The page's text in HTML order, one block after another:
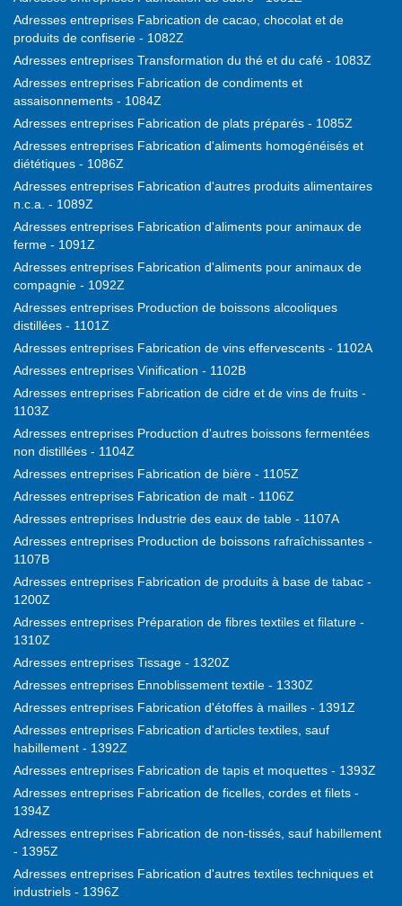
Adresses entreprises Fabrication de cacao, chocolat et de
produits de confiserie - 1082Z
Adresses entreprises Transformation du thé et du café - 1083Z
Adresses entreprises Fabrication de condiments et
assaisonnements - 1084Z
Adresses entreprises Fabrication de plats préparés - 1085Z
Adresses entreprises Fabrication d'aliments homogénéisés et
diététiques - 1086Z
Adresses entreprises Fabrication d'autres produits alimentaires
n.c.a. - 1089Z
Adresses entreprises Fabrication d'aliments pour animaux de
ferme - 1091Z
Adresses entreprises Fabrication d'aliments pour animaux de
compagnie - 1092Z
Adresses entreprises Production de boissons alcooliques
distillées - 1101Z
Adresses entreprises Fabrication de vins effervescents - 1102A
Adresses entreprises Vinification - 1102B
Adresses entreprises Fabrication de cidre et de vins de fruits -
1103Z
Adresses entreprises Production d'autres boissons fermentées
non distillées - 1104Z
Adresses entreprises Fabrication de bière - 1105Z
Adresses entreprises Fabrication de malt - 1106Z
Adresses entreprises Industrie des eaux de table - 1107A
Adresses entreprises Production de boissons rafraîchissantes -
1107B
Adresses entreprises Fabrication de produits à base de tabac -
1200Z
Adresses entreprises Préparation de fibres textiles et filature -
1310Z
Adresses entreprises Tissage - 1320Z
Adresses entreprises Ennoblissement textile - 1330Z
Adresses entreprises Fabrication d'étoffes à mailles - 1391Z
Adresses entreprises Fabrication d'articles textiles, sauf
habillement - 1392Z
Adresses entreprises Fabrication de tapis et moquettes - 1393Z
Adresses entreprises Fabrication de ficelles, cordes et filets -
1394Z
Adresses entreprises Fabrication de non-tissés, sauf habillement
- 1395Z
Adresses entreprises Fabrication d'autres textiles techniques et
industriels - 1396Z